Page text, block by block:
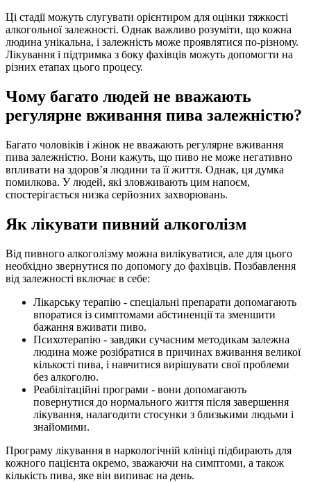
Ці стадії можуть слугувати орієнтиром для оцінки тяжкості
алкогольної залежності. Однак важливо розуміти, що кожна
людина унікальна, і залежність може проявлятися по-різному.
Лікування і підтримка з боку фахівців можуть допомогти на
різних етапах цього процесу.
Чому багато людей не вважають
регулярне вживання пива залежністю?
Багато чоловіків і жінок не вважають регулярне вживання
пива залежністю. Вони кажуть, що пиво не може негативно
впливати на здоров’я людини та її життя. Однак, ця думка
помилкова. У людей, які зловживають цим напоєм,
спостерігається низка серйозних захворювань.
Як лікувати пивний алкоголізм
Від пивного алкоголізму можна вилікуватися, але для цього
необхідно звернутися по допомогу до фахівців. Позбавлення
від залежності включає в себе:
Лікарську терапію - спеціальні препарати допомагають
впоратися із симптомами абстиненції та зменшити
бажання вживати пиво.
Психотерапію - завдяки сучасним методикам залежна
людина може розібратися в причинах вживання великої
кількості пива, і навчитися вирішувати свої проблеми
без алкоголю.
Реабілітаційні програми - вони допомагають
повернутися до нормального життя після завершення
лікування, налагодити стосунки з близькими людьми і
знайомими.
Програму лікування в наркологічній клініці підбирають для
кожного пацієнта окремо, зважаючи на симптоми, а також
кількість пива, яке він випиває на день.